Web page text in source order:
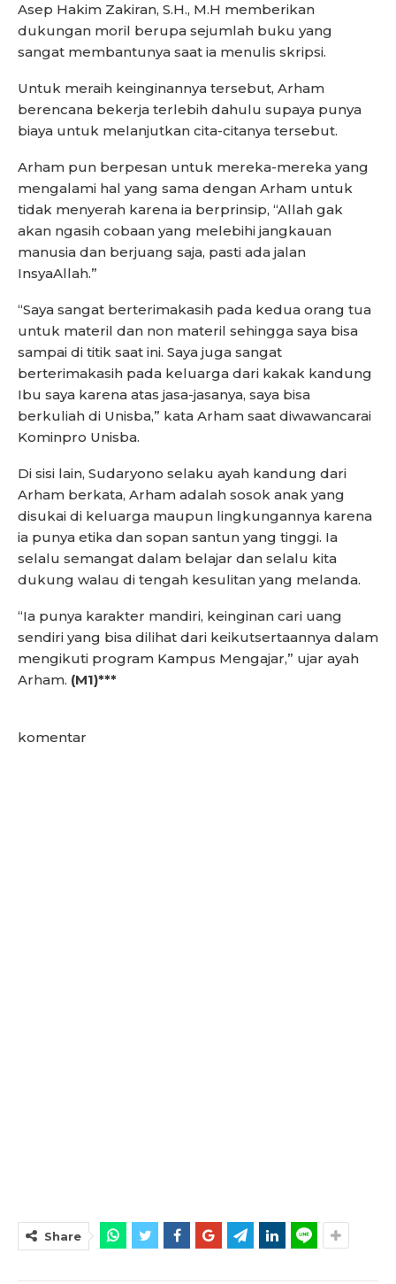
Asep Hakim Zakiran, S.H., M.H memberikan
dukungan moril berupa sejumlah buku yang
sangat membantunya saat ia menulis skripsi.
Untuk meraih keinginannya tersebut, Arham
berencana bekerja terlebih dahulu supaya punya
biaya untuk melanjutkan cita-citanya tersebut.
Arham pun berpesan untuk mereka-mereka yang
mengalami hal yang sama dengan Arham untuk
tidak menyerah karena ia berprinsip, “Allah gak
akan ngasih cobaan yang melebihi jangkauan
manusia dan berjuang saja, pasti ada jalan
InsyaAllah.”
“Saya sangat berterimakasih pada kedua orang tua
untuk materil dan non materil sehingga saya bisa
sampai di titik saat ini. Saya juga sangat
berterimakasih pada keluarga dari kakak kandung
Ibu saya karena atas jasa-jasanya, saya bisa
berkuliah di Unisba,” kata Arham saat diwawancarai
Kominpro Unisba.
Di sisi lain, Sudaryono selaku ayah kandung dari
Arham berkata, Arham adalah sosok anak yang
disukai di keluarga maupun lingkungannya karena
ia punya etika dan sopan santun yang tinggi. Ia
selalu semangat dalam belajar dan selalu kita
dukung walau di tengah kesulitan yang melanda.
“Ia punya karakter mandiri, keinginan cari uang
sendiri yang bisa dilihat dari keikutsertaannya dalam
mengikuti program Kampus Mengajar,” ujar ayah
Arham. (M1)***
komentar
Share